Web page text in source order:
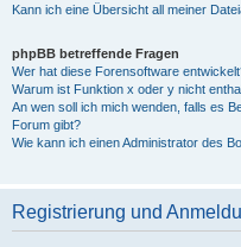
Kann ich eine Übersicht all meiner
phpBB betreffende Fragen
Wer hat diese Forensoftware
Warum ist Funktion x oder y nicht
An wen soll ich mich wenden, falls es
Forum gibt?
Wie kann ich einen Administrator des
Registrierung und